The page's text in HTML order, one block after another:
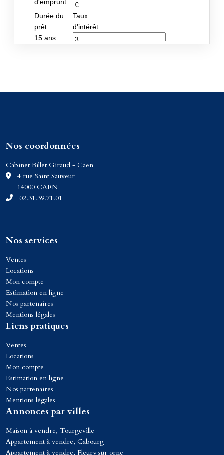
Nos coordonnées
Cabinet Billet Giraud - Caen
4 rue Saint Sauveur
14000 CAEN
02.31.39.71.01
Nos services
Ventes
Locations
Mon compte
Estimation en ligne
Nos partenaires
Mentions légales
Liens pratiques
Ventes
Locations
Mon compte
Estimation en ligne
Nos partenaires
Mentions légales
Annonces par villes
Maison à vendre, Tourgeville
Appartement à vendre, Cabourg
Appartement à vendre, Fleury sur orne